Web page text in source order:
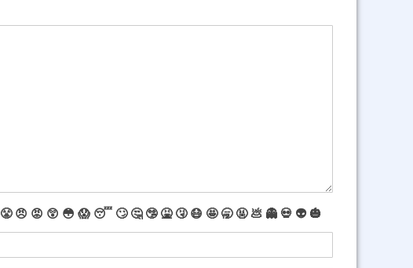
😤 😠 😡 😲 😳 😱 😴 🙄 🤔 🤥 🤮 🤧 😷 🤩 🥱 🤬 💩 👻 💀 👽 🎃